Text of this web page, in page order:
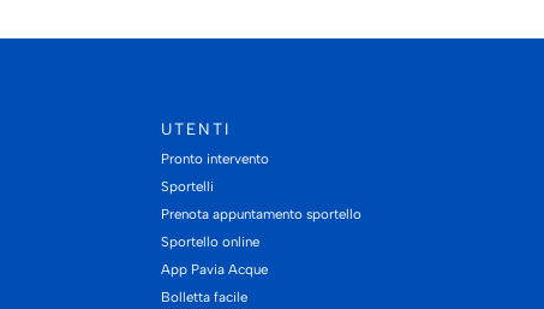
UTENTI
Pronto intervento
Sportelli
Prenota appuntamento sportello
Sportello online
App Pavia Acque
Bolletta facile